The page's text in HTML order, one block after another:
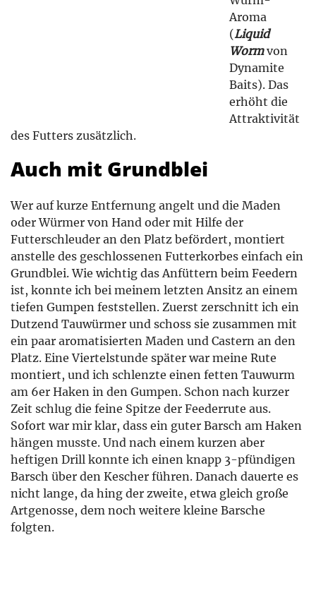
Aroma
(Liquid
Wormvon
Dynamite
Baits). Das
erhöht die
Attraktivität
des Futters zusätzlich.
Auch mit Grundblei
Wer auf kurze Entfernung angelt und die Maden
oder Würmer von Hand oder mit Hilfe der
Futterschleuder an den Platz befördert, montiert
anstelle des geschlossenen Futterkorbes einfach ein
Grundblei. Wie wichtig das Anfüttern beim Feedern
ist, konnte ich bei meinem letzten Ansitz an einem
tiefen Gumpen feststellen. Zuerst zerschnitt ich ein
Dutzend Tauwürmer und schoss sie zusammen mit
ein paar aromatisierten Maden und Castern an den
Platz. Eine Viertelstunde später war meine Rute
montiert, und ich schlenzte einen fetten Tauwurm
am 6er Haken in den Gumpen. Schon nach kurzer
Zeit schlug die feine Spitze der Feederrute aus.
Sofort war mir klar, dass ein guter Barsch am Haken
hängen musste. Und nach einem kurzen aber
heftigen Drill konnte ich einen knapp 3-pfündigen
Barsch über den Kescher führen. Danach dauerte es
nicht lange, da hing der zweite, etwa gleich große
Artgenosse, dem noch weitere kleine Barsche
folgten.